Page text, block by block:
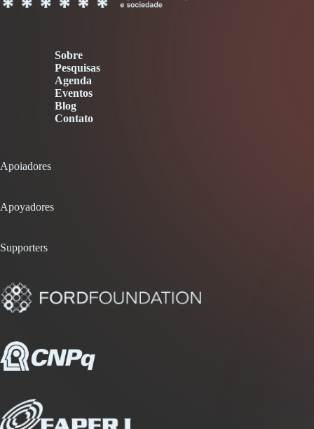
Sobre
Pesquisas
Agenda
Eventos
Blog
Contato
Apoiadores
Apoyadores
Supporters